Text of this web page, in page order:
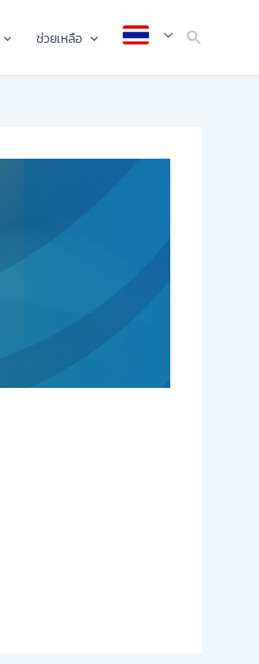
ช่วยเหลือ